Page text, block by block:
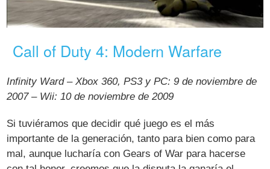
Call of Duty 4: Modern Warfare
Infinity Ward – Xbox 360, PS3 y PC: 9 de noviembre de
2007 – Wii: 10 de noviembre de 2009
Si tuviéramos que decidir qué juego es el más
importante de la generación, tanto para bien como para
mal, aunque lucharía con Gears of War para hacerse